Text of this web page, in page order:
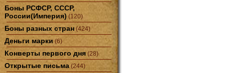
Боны РСФСР, СССР,
России(Империя) (120)
Боны разных стран (424)
Деньги марки (6)
Конверты первого дня (28)
Открытые письма (244)